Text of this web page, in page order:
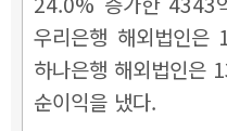
우리은행 해외법인
하나은행 해외법인은
순이익을 냈다.